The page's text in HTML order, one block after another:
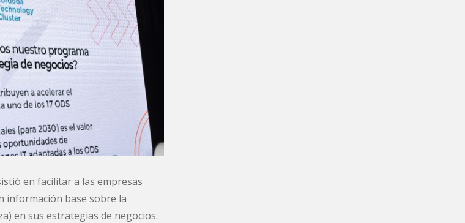
en facilitar a las empresas
información base sobre la
en sus estrategias de negocios.